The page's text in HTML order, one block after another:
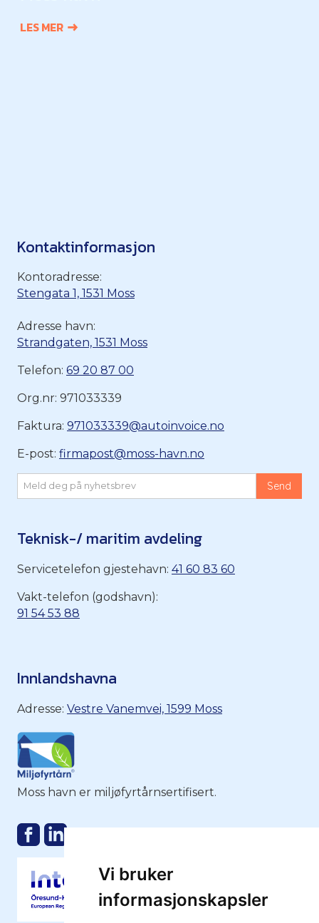
Vi bruker
informasjonskapsler
LES MER
Kontaktinformasjon
Kontoradresse:
Stengata 1, 1531 Moss
Adresse havn:
Strandgaten, 1531 Moss
Telefon: 69 20 87 00
Org.nr: 971033339
Faktura: 971033339@autoinvoice.no
E-post: firmapost@moss-havn.no
Teknisk-/ maritim avdeling
Servicetelefon gjestehavn: 41 60 83 60
Vakt-telefon (godshavn):
91 54 53 88
Innlandshavna
Adresse: Vestre Vanemvei, 1599 Moss
Moss havn er miljøfyrtårnsertifisert.